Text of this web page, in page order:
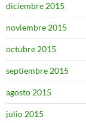
diciembre 2015
noviembre 2015
octubre 2015
septiembre 2015
agosto 2015
julio 2015